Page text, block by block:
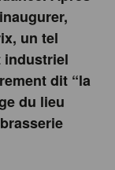
un tel
industriel
dit “la
du lieu